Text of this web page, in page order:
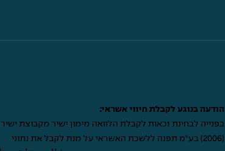
הודעה בנוגע לקבלת חיווי אשראי:
בפנייה לבחינת זכאות לקבלת הלוואה מימון ישיר מקבוצת ישיר
(2006) בע"מ תפנה ללשכת האשראי על מנת לקבל את נתוני